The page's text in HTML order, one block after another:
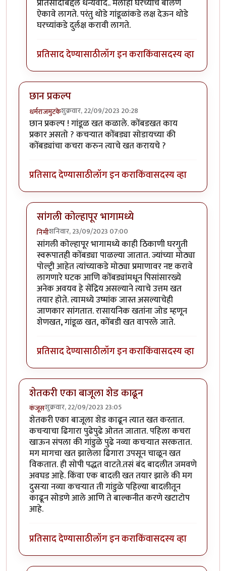
प्रतिसादाबद्दल धन्यवाद.. मलाही घरच्यांचे बोलणे
ऐकावे लागते. परंतु थोडे गांडूळांकडे लक्ष देऊन थोडे
घरच्यांकडे दुर्लक्ष करावी लागते.
प्रतिसाद देण्यासाठीलॉग इन कराकिंवासदस्य व्हा
छान प्रकल्प
धर्मराजमुटकेशुक्रवार, 22/09/2023 20:28
छान प्रकल्प ! गांडूळ खत कळाले. कोंबडखत काय
प्रकार असतो ? कचर्‍यात कोंबड्या सोडायच्या की
कोंबड्यांचा कचरा करुन त्याचे खत करायचे ?
प्रतिसाद देण्यासाठीलॉग इन कराकिंवासदस्य व्हा
सांगली कोल्हापूर भागामध्ये
निमीशनिवार, 23/09/2023 07:00
In reply toछान प्रकल्पbyधर्मराजमुटके
सांगली कोल्हापूर भागामध्ये काही ठिकाणी घरगुती
स्वरूपातही कोंबड्या पाळल्या जातात. ज्यांच्या मोठ्या
पोल्ट्री आहेत त्यांच्याकडे मोठ्या प्रमाणावर नष्ट करावे
लागणारे घटक आणि कोंबड्यांमधून पिसांसारख्ये
अनेक अवयव हे सेंद्रिय असल्याने त्याचे उत्तम खत
तयार होते. त्यामध्ये उष्मांक जास्त असल्याचेही
जाणकार सांगतात. रासायनिक खतांना जोड म्हणून
शेणखत, गांडूळ खत, कोंबडी खत वापरले जाते.
प्रतिसाद देण्यासाठीलॉग इन कराकिंवासदस्य व्हा
शेतकरी एका बाजूला शेड काढून
कंजूसशुक्रवार, 22/09/2023 23:05
शेतकरी एका बाजूला शेड काढून त्यात खत करतात.
कचऱ्याचा ढिगारा पुढेपुढे ओतत जातात. पहिला कचरा
खाऊन संपला की गांडुळे पुढे नव्या कचऱ्यात सरकतात.
मग मागचा खत झालेला ढिगारा उपसून चाळून खत
विकतात. ही सोपी पद्धत वाटते.तसं बंद बादलीत जमवणे
अवघड आहे. किंवा एक बादली खत तयार झाले की मग
दुसऱ्या नव्या कचऱ्यात ती गांडुळे पहिल्या बादलीतून
काढून सोडणे आले आणि ते बाल्कनीत करणे खटाटोप
आहे.
प्रतिसाद देण्यासाठीलॉग इन कराकिंवासदस्य व्हा